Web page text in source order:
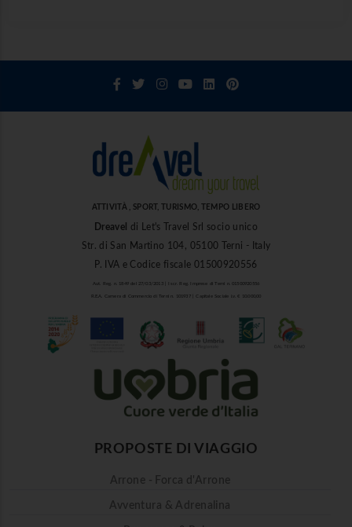
ATTIVITÀ , SPORT, TURISMO, TEMPO LIBERO
Dreavel
di Let's Travel Srl socio unico
Str. di San Martino 104, 05100 Terni - Italy
P. IVA e Codice fiscale 01500920556
Aut. Reg. n. 1849 del 27/03/2013 | Iscr. Reg. Imprese di Terni n. 01500920556
R.E.A. Camera di Commercio di Terni n. 101937 | Capitale Sociale i.v. € 10.000,00
PROPOSTE DI VIAGGIO
Arrone - Forca d'Arrone
Avventura & Adrenalina